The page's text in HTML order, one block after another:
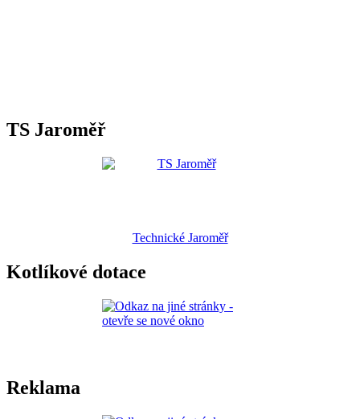
TS Jaroměř
Technické Jaroměř
Kotlíkové dotace
Reklama